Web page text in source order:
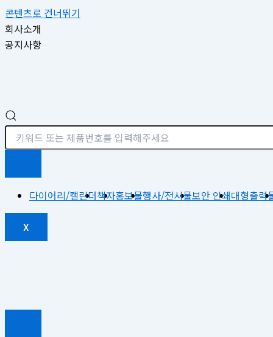
콘텐츠로 건너뛰기
회사소개
공지사항
다이어리/캘린더책자홍보물행사/전시물보안 인쇄대형출력
X